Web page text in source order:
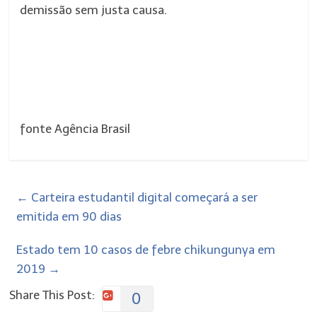
demissão sem justa causa.
fonte Agência Brasil
← Carteira estudantil digital começará a ser
emitida em 90 dias
Estado tem 10 casos de febre chikungunya em
2019 →
Share This Post:
0